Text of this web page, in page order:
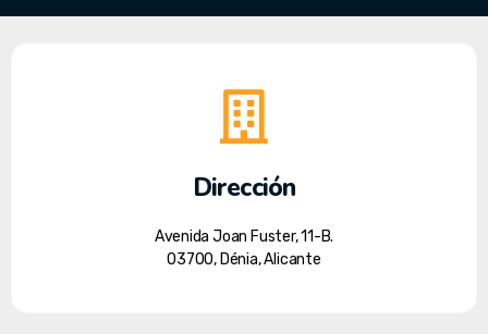
Dirección
Avenida Joan Fuster, 11-B.
03700, Dénia, Alicante